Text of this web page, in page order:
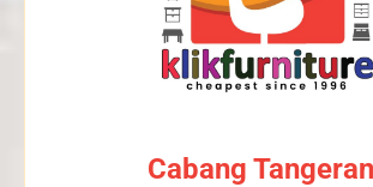
Cabang